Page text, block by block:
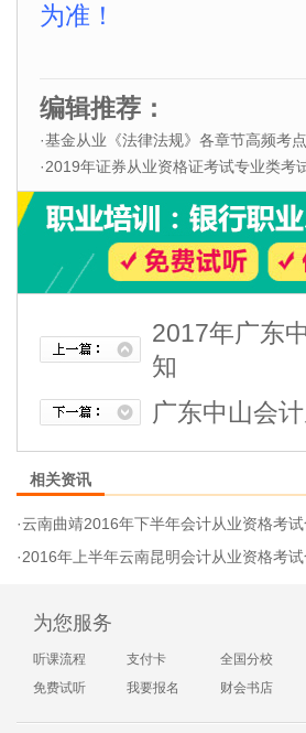
为准！
编辑推荐：
·基金从业《法律法规》各章节高频考
·2019年证券从业资格证考试专业类考试科
2017年广东
知
广东中山会
相关资讯
·云南曲靖2016年下半年会计从业资格考
·2016年上半年云南昆明会计从业资格考试合格
为您服务
听课流程 支付卡 全国分校
免费试听
我要报名 财会书店